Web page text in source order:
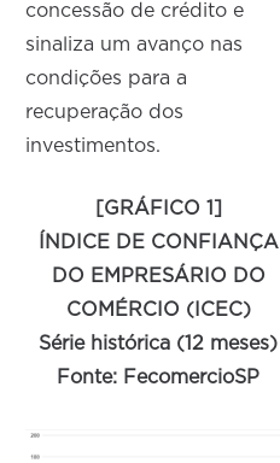
concessão de crédito e
sinaliza um avanço nas
condições para a
recuperação dos
investimentos.
[GRÁFICO 1]
ÍNDICE DE CONFIANÇA
DO EMPRESÁRIO DO
COMÉRCIO (ICEC)
Série histórica (12 meses)
Fonte: FecomercioSP